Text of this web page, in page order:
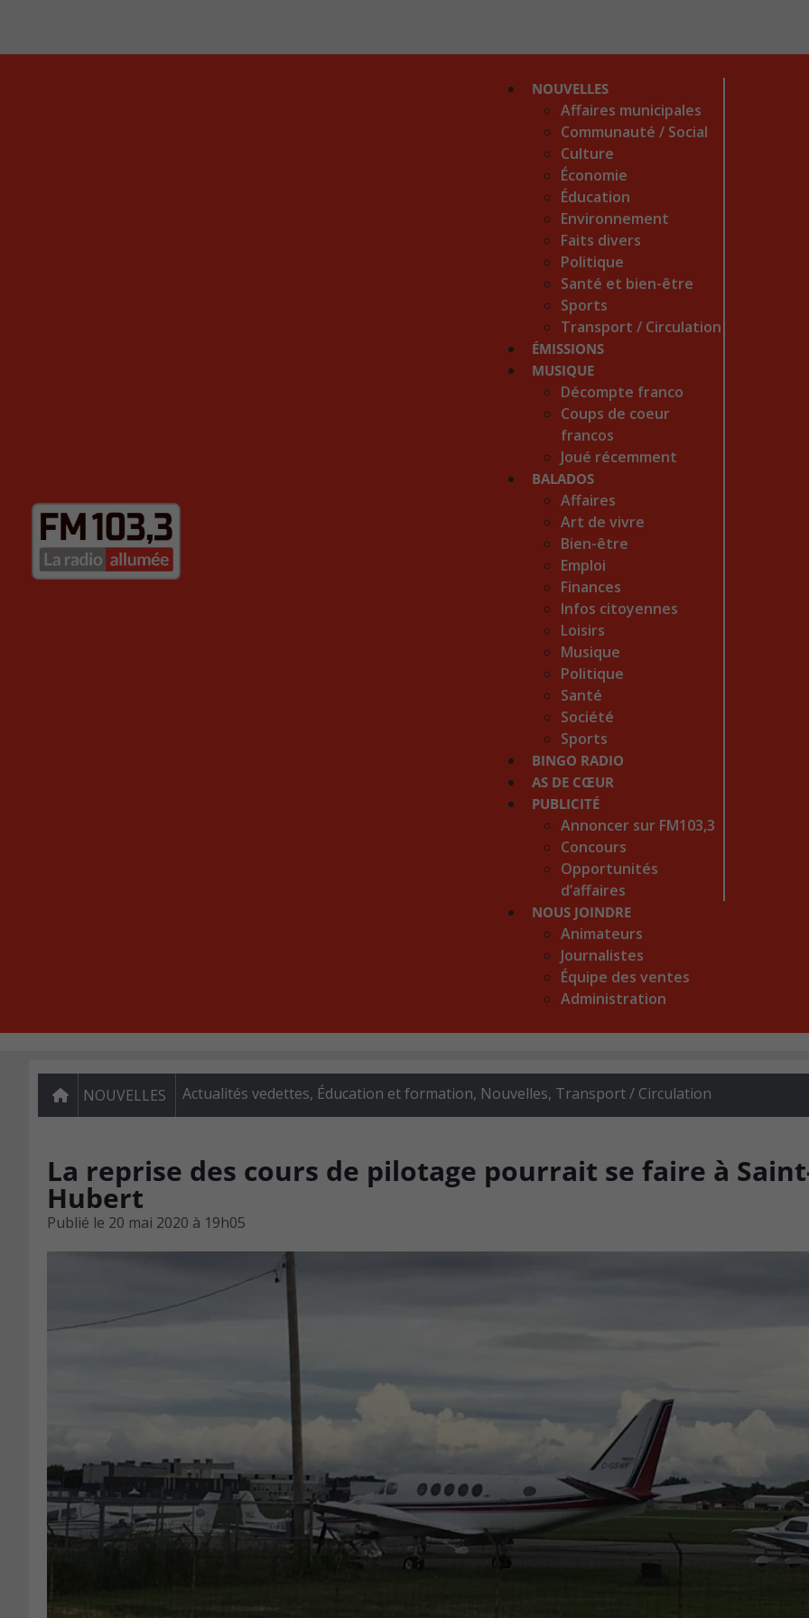
NOUVELLES
Affaires municipales
Communauté / Social
Culture
Économie
Éducation
Environnement
Faits divers
Politique
Santé et bien-être
Sports
Transport / Circulation
ÉMISSIONS
MUSIQUE
Décompte franco
Coups de coeur
francos
Joué récemment
BALADOS
Affaires
Art de vivre
Bien-être
Emploi
Finances
Infos citoyennes
Loisirs
Musique
Politique
Santé
Société
Sports
BINGO RADIO
AS DE CŒUR
PUBLICITÉ
Annoncer sur FM103,3
Concours
Opportunités
d’affaires
NOUS JOINDRE
Animateurs
Journalistes
Équipe des ventes
Administration
NOUVELLES Actualités vedettes, Éducation et formation, Nouvelles, Transport / Circulation
La reprise des cours de pilotage pourrait se faire à
Hubert
Publié le 20 mai 2020 à 19h05